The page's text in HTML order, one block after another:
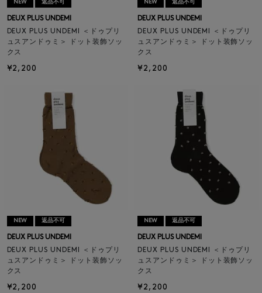
NEW 返品不可
DEUX PLUS UNDEMI
DEUX PLUS UNDEMI ＜ドゥプリ
ュスアンドゥミ＞ ドット装飾ソッ
クス
¥2,200
NEW 返品不可
DEUX PLUS UNDEMI
DEUX PLUS UNDEMI ＜ドゥプリ
ュスアンドゥミ＞ ドット装飾ソッ
クス
¥2,200
NEW 返品不可
DEUX PLUS UNDEMI
DEUX PLUS UNDEMI ＜ドゥプリ
ュスアンドゥミ＞ ドット装飾ソッ
クス
¥2,200
NEW 返品不可
DEUX PLUS UNDEMI
DEUX PLUS UNDEMI ＜ドゥプリ
ュスアンドゥミ＞ ドット装飾ソッ
クス
¥2,200